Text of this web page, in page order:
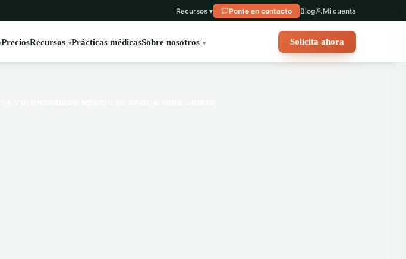
Recursos ▾ Ponte en contacto Blog Mi cuenta
PreciosRecursos Prácticas médicasSobre nosotros Solicita ahora